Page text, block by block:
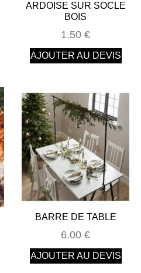
ARDOISE SUR SOCLE
BOIS
1.50 €
AJOUTER AU DEVIS
BARRE DE TABLE
6.00 €
AJOUTER AU DEVIS